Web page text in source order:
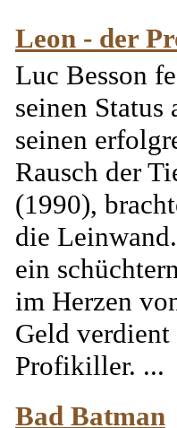
Leon - der
Luc Besson
seinen Status
seinen
Rausch der
(1990),
die
ein
im Herzen
Geld
Profikiller. ...
Bad Batman